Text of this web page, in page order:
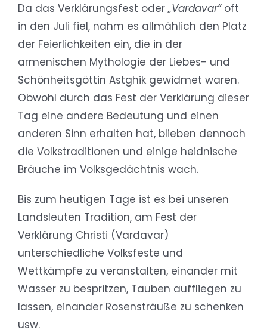
Da das Verklärungsfest oder„Vardavar“oft
in den Juli fiel, nahm es allmählich den Platz
der Feierlichkeiten ein, die in der
armenischen Mythologie der Liebes- und
Schönheitsgöttin Astghik gewidmet waren.
Obwohl durch das Fest der Verklärung dieser
Tag eine andere Bedeutung und einen
anderen Sinn erhalten hat, blieben dennoch
die Volkstraditionen und einige heidnische
Bräuche im Volksgedächtnis wach.
Bis zum heutigen Tage ist es bei unseren
Landsleuten Tradition, am Fest der
Verklärung Christi (Vardavar)
unterschiedliche Volksfeste und
Wettkämpfe zu veranstalten, einander mit
Wasser zu bespritzen, Tauben auffliegen zu
lassen, einander Rosensträuße zu schenken
usw.